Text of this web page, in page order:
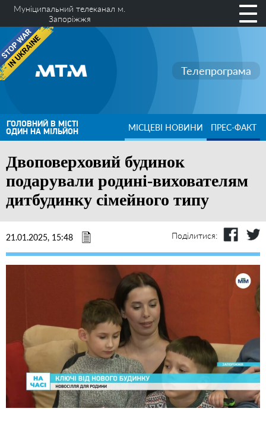
Муніципальний телеканал м.
Запоріжжя
Телепрограма
ГОЛОВНИЙ В МІСТІ
ОДИН НА МІЛЬЙОН МІСЦЕВІ НОВИНИ ПРЕС-ФАКТ
Двоповерховий будинок
подарували родині-вихователям
дитбудинку сімейного типу
21.01.2025, 15:48 Поділитися: